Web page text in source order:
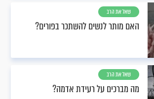
שאל את הרב
האם מותר לנשים להשתכר בפורים?
שאל את הרב
מה מברכים על רעידת אדמה?